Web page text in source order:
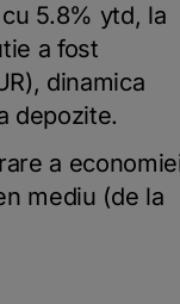
5.8% ytd, la
a fost
dinamica
depozite.
a
mediu (de la